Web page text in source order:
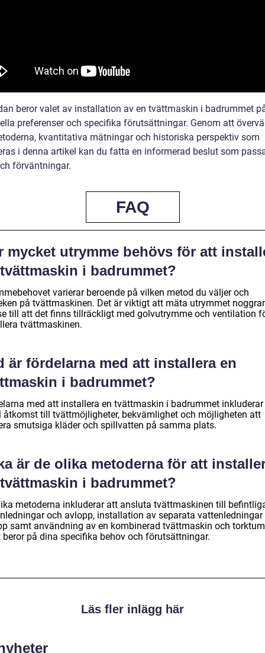
beror valet av installation av en tvättmaskin i badrummet
preferenser och specifika förutsättningar. Genom att
kvantitativa mätningar och historiska perspektiv som
i denna artikel kan du fatta en informerad beslut som
förväntningar.
FAQ
mycket utrymme behövs för att
i badrummet?
varierar beroende på vilken metod du väljer och
på tvättmaskinen. Det är viktigt att mäta utrymmet
till att det finns tillräckligt med golvutrymme och ventilation
tvättmaskinen.
är fördelarna med att installera en
i badrummet?
med att installera en tvättmaskin i badrummet inkluderar
åtkomst till tvättmöjligheter, bekvämlighet och möjligheten att
smutsiga kläder och spillvatten på samma plats.
är de olika metoderna för att
i badrummet?
metoderna inkluderar att ansluta tvättmaskinen till
och avlopp, installation av separata vattenledningar
samt användning av en kombinerad tvättmaskin och
beror på dina specifika behov och förutsättningar.
Läs fler inlägg här